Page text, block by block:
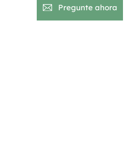
convirtiendo cada
empresa.
Pregunte ahora